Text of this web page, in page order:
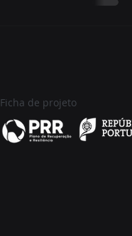
Ficha de projeto